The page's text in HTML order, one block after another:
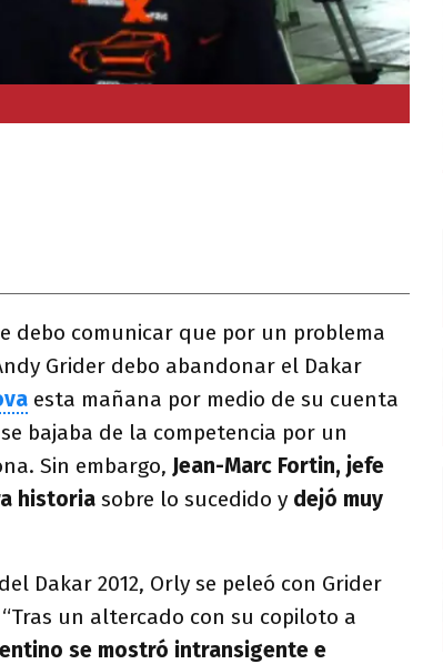
debo comunicar que por un problema
Grider debo abandonar el Dakar
esta mañana por medio de su cuenta
bajaba de la competencia por un
Sin embargo, Jean-Marc Fortin, jefe
historia sobre lo sucedido y dejó muy
Dakar 2012, Orly se peleó con Grider
un altercado con su copiloto a
se mostró intransigente e